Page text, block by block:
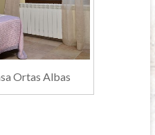
Ortas Albas